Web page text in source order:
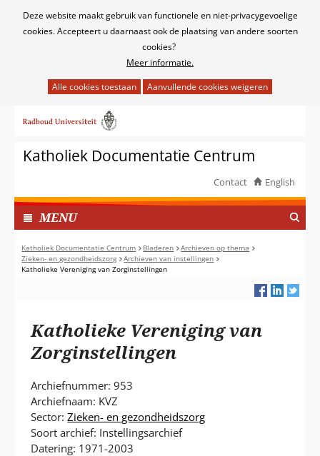
Cookies
Deze website maakt gebruik van functionele en niet-privacygevoelige
cookies. Accepteert u daarnaast ook de plaatsing van andere soorten
cookies?
Meer informatie.
het
van
cookies
deze
website
worden
toegestaan
of
geweigerd.
naar
inhoudKatholiek Documentatie Centrum
Contact English
MENUI
N
G
E
K
T
Katholiek Documentatie Centrum Bladeren
Archieven op thema
Zieken- en gezondheidszorg
Archieven van instellingen
Katholieke Vereniging van Zorginstellingen
Katholieke Vereniging van
Zorginstellingen
Archiefnummer: 953
Archiefnaam: KVZ
Sector:Zieken- en gezondheidszorg
Soort archief: Instellingsarchief
Datering: 1971-2003